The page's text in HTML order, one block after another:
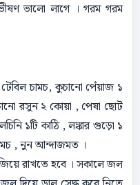
ভালো লাগে । গরম গরম
চামচ, কুচানো পেঁয়াজ ১
রসুন ২ কোয়া , পেষা ছোট
১টি কাঠি , লঙ্কার গুড়ো ১
, নুন আন্দাজমত ।
রাখতে হবে । সকালে জল